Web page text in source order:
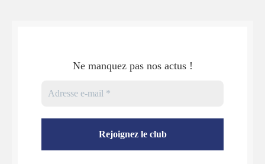
Ne manquez pas nos actus !